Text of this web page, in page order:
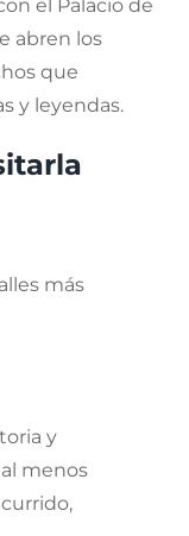
el Palacio de
abren los
que
y leyendas.
más
y
menos